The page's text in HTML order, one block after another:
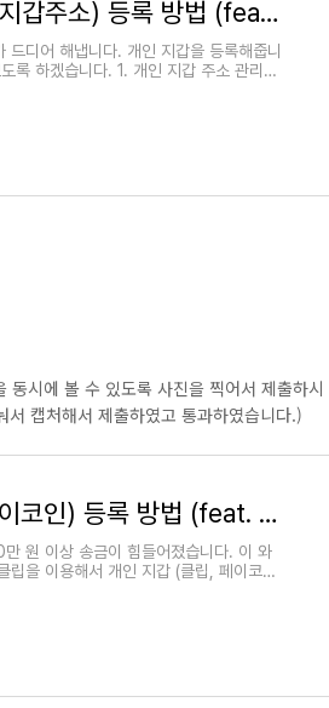
업비트 - 메타마스크(개인지갑주소) 등록 방법 (feat. 트래블 룰)
디어 해냅니다. 개인 지갑을 등록해줍니
록 하겠습니다. 1. 개인 지갑 주소 관리
시에 볼 수 있도록 사진을 찍어서 제출하시
캡처해서 제출하였고 통과하였습니다.)
빗썸 - 개인지갑 (클립, 페이코인) 등록 방법 (feat. 트래블 룰)
원 이상 송금이 힘들어졌습니다. 이 와
을 이용해서 개인 지갑 (클립, 페이코인)